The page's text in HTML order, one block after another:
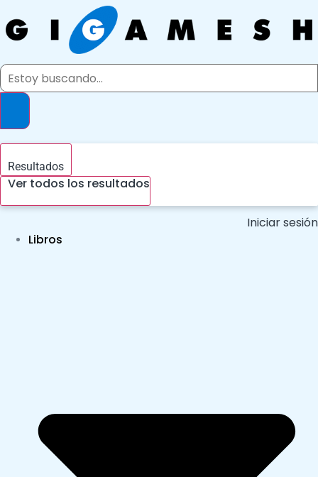
al
contenido
Search
Resultados
Ver todos los resultados
Iniciar sesión
Libros